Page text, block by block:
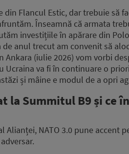
din Flancul Estic, dar trebuie să
Înseamnă că armata
investițiile în apărare din
anul trecut am convenit să
Ankara (iulie 2026) vom vorbi
Ucraina va fi în continuare o
și mâine e modul de a opri
la Summitul B9 și ce
NATO 3.0 pune accent